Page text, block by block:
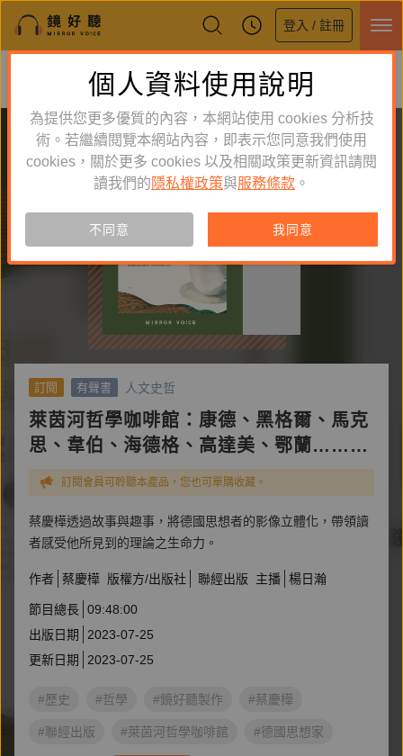
登入 / 註冊
鏡好聽全新APP上線
體驗全面升級，即刻下載
訂閱 有聲書 人文史哲
萊茵河哲學咖啡館：康德、黑格爾、馬克
思、韋伯、海德格、高達美、鄂蘭……的
心靈地圖
訂閱會員可聆聽本產品，您也可單購收藏。
蔡慶樺透過故事與趣事，將德國思想者的影像立體化，帶領讀
者感受他所見到的理論之生命力。
作者 蔡慶樺 版權方/出版社 聯經出版 主播 楊日瀚
節目總長 09:48:00
出版日期
2023-07-25
更新日期
2023-07-25
#歷史 #哲學 #鏡好聽製作 #蔡慶樺
#聯經出版 #萊茵河哲學咖啡館 #德國思想家
個人資料使用說明
為提供您更多優質的內容，本網站使用 cookies 分析技
術。若繼續閱覽本網站內容，即表示您同意我們使用
cookies，關於更多 cookies 以及相關政策更新資訊請閱
讀我們的 隱私權政策與服務條款 。
不同意 我同意